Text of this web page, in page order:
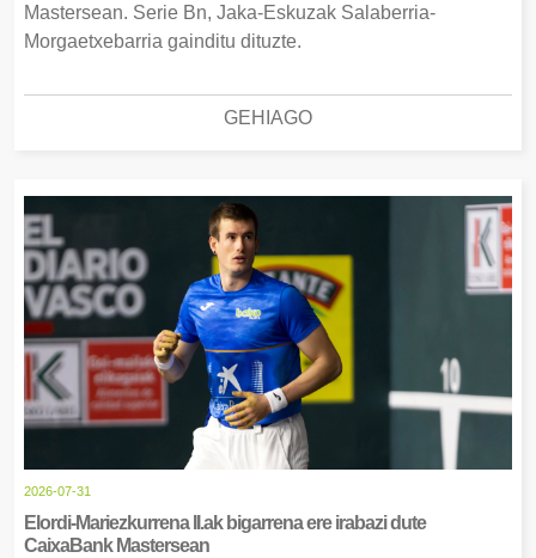
Mastersean. Serie Bn, Jaka-Eskuzak Salaberria-
Morgaetxebarria gainditu dituzte.
GEHIAGO
2026-07-31
Elordi-Mariezkurrena II.ak bigarrena ere irabazi dute
CaixaBank Mastersean